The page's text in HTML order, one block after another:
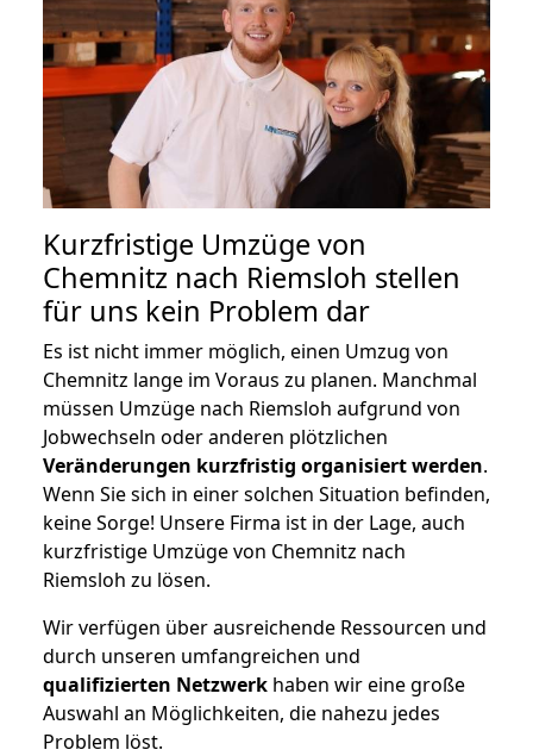
Kurzfristige Umzüge von
Chemnitz nach Riemsloh stellen
für uns kein Problem dar
Es ist nicht immer möglich, einen Umzug von
Chemnitz lange im Voraus zu planen. Manchmal
müssen Umzüge nach Riemsloh aufgrund von
Jobwechseln oder anderen plötzlichen
Veränderungen kurzfristig organisiert werden.
Wenn Sie sich in einer solchen Situation befinden,
keine Sorge! Unsere Firma ist in der Lage, auch
kurzfristige Umzüge von Chemnitz nach
Riemsloh zu lösen.
Wir verfügen über ausreichende Ressourcen und
durch unseren umfangreichen und
qualifizierten Netzwerk haben wir eine große
Auswahl an Möglichkeiten, die nahezu jedes
Problem löst.